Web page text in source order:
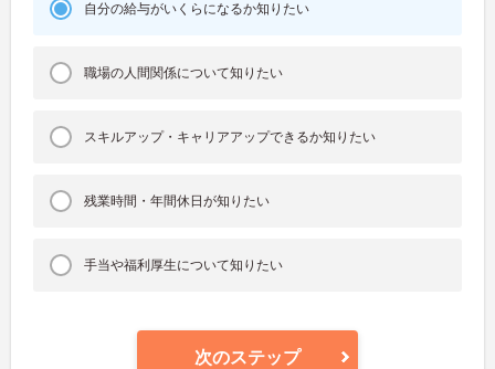
自分の給与がいくらになるか知りたい
職場の人間関係について知りたい
スキルアップ・キャリアアップできるか知りたい
残業時間・年間休日が知りたい
手当や福利厚生について知りたい
次のステップ